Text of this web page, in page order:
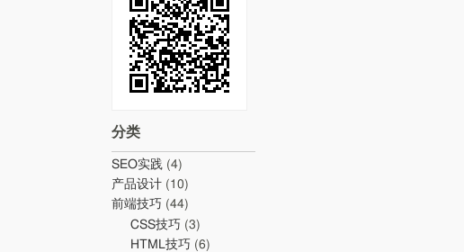
分类
SEO实践 (4)
产品设计 (10)
前端技巧 (44)
CSS技巧 (3)
HTML技巧 (6)